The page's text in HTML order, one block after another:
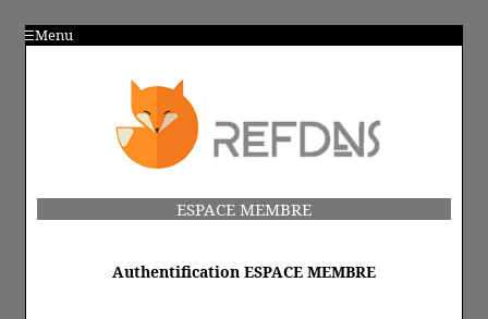
Menu
ESPACE MEMBRE
Authentification ESPACE MEMBRE